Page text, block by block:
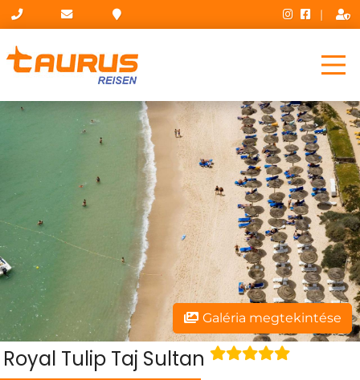
|
Galéria megtekintése
Royal Tulip Taj Sultan